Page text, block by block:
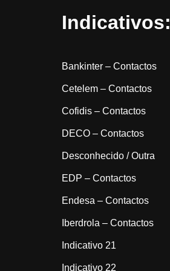
Indicativos:
Bankinter – Contactos
Cetelem – Contactos
Cofidis – Contactos
DECO – Contactos
Desconhecido / Outra
EDP – Contactos
Endesa – Contactos
Iberdrola – Contactos
Indicativo 21
Indicativo 22